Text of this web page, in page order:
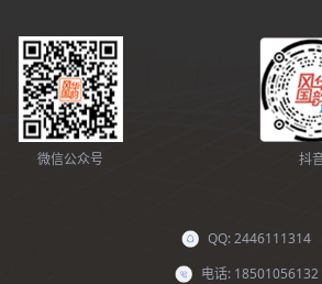
微信公众号 抖
QQ: 2446111314
电话: 18501056132